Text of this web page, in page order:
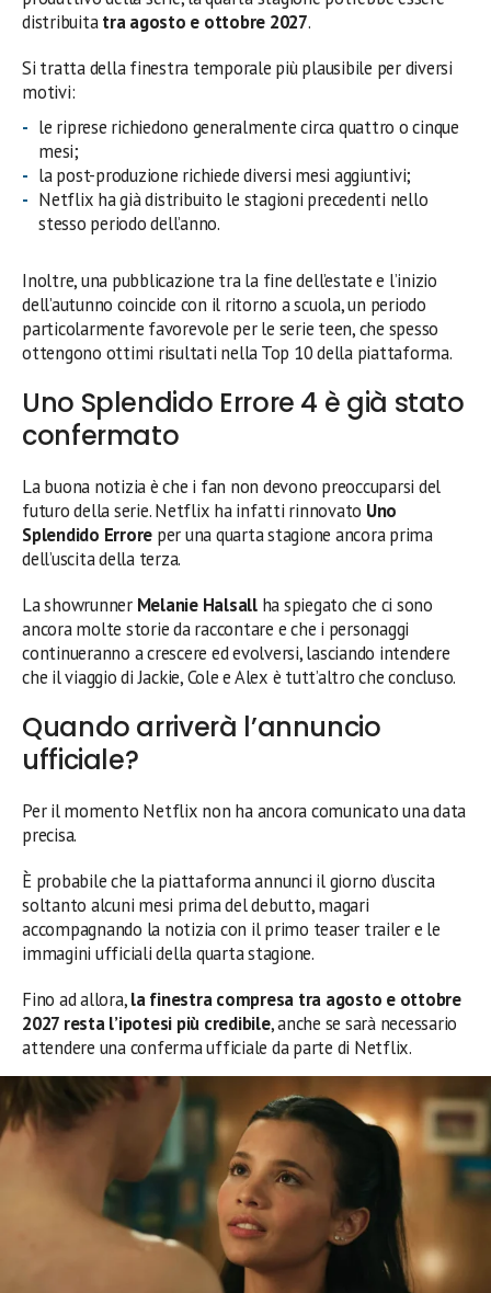
distribuitatra agosto e ottobre 2027.
Si tratta della finestra temporale più plausibile per diversi
motivi:
le riprese richiedono generalmente circa quattro o cinque
mesi;
la post-produzione richiede diversi mesi aggiuntivi;
Netflix ha già distribuito le stagioni precedenti nello
stesso periodo dell’anno.
Inoltre, una pubblicazione tra la fine dell’estate e l’inizio
dell’autunno coincide con il ritorno a scuola, un periodo
particolarmente favorevole per le serie teen, che spesso
ottengono ottimi risultati nella Top 10 della piattaforma.
Uno Splendido Errore 4 è già stato
confermato
La buona notizia è che i fan non devono preoccuparsi del
futuro della serie. Netflix ha infatti rinnovato Uno
Splendido Errore per una quarta stagione ancora prima
dell’uscita della terza.
La showrunner Melanie Halsallha spiegato che ci sono
ancora molte storie da raccontare e che i personaggi
continueranno a crescere ed evolversi, lasciando intendere
che il viaggio di Jackie, Cole e Alex è tutt’altro che concluso.
Quando arriverà l’annuncio
ufficiale?
Per il momento Netflix non ha ancora comunicato una data
precisa.
È probabile che la piattaforma annunci il giorno d’uscita
soltanto alcuni mesi prima del debutto, magari
accompagnando la notizia con il primo teaser trailer e le
immagini ufficiali della quarta stagione.
Fino ad allora,la finestra compresa tra agosto e ottobre
2027 resta l’ipotesi più credibile, anche se sarà necessario
attendere una conferma ufficiale da parte di Netflix.